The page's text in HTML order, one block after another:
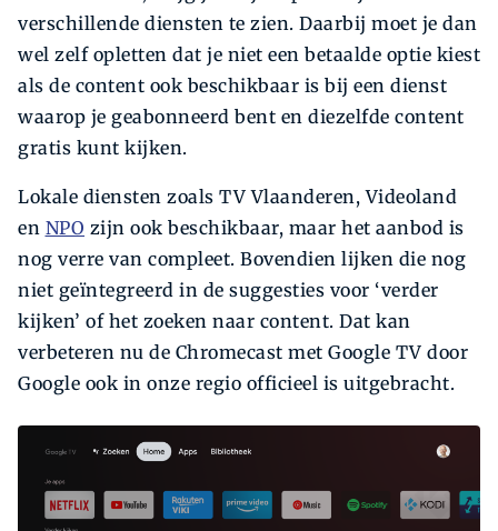
verschillende diensten te zien. Daarbij moet je dan
wel zelf opletten dat je niet een betaalde optie kiest
als de content ook beschikbaar is bij een dienst
waarop je geabonneerd bent en diezelfde content
gratis kunt kijken.
Lokale diensten zoals TV Vlaanderen, Video­land
en NPO zijn ook beschikbaar, maar het aanbod is
nog verre van compleet. Bovendien lijken die nog
niet geïntegreerd in de suggesties voor ‘verder
kijken’ of het zoeken naar content. Dat kan
verbeteren nu de Chromecast met Google TV door
Google ook in onze regio officieel is uitgebracht.